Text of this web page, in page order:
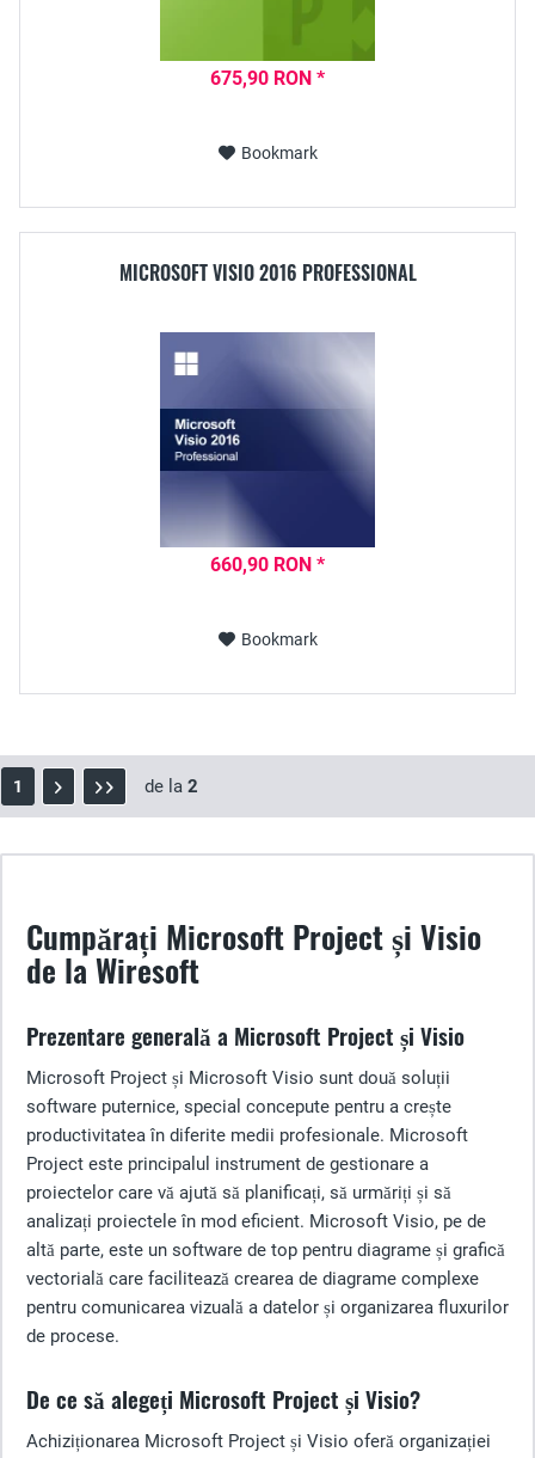
675,90 RON *
Bookmark
MICROSOFT VISIO 2016 PROFESSIONAL
660,90 RON *
Bookmark
1 de la 2
Cumpărați Microsoft Project și Visio
de la Wiresoft
Prezentare generală a Microsoft Project și Visio
Microsoft Project și Microsoft Visio sunt două soluții
software puternice, special concepute pentru a crește
productivitatea în diferite medii profesionale. Microsoft
Project este principalul instrument de gestionare a
proiectelor care vă ajută să planificați, să urmăriți și să
analizați proiectele în mod eficient. Microsoft Visio, pe de
altă parte, este un software de top pentru diagrame și grafică
vectorială care facilitează crearea de diagrame complexe
pentru comunicarea vizuală a datelor și organizarea fluxurilor
de procese.
De ce să alegeți Microsoft Project și Visio?
Achiziționarea Microsoft Project și Visio oferă organizației